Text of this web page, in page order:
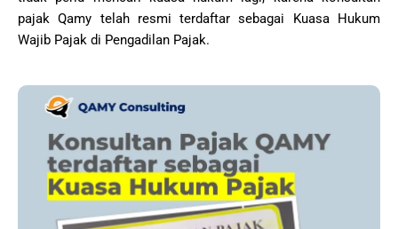
pajak Qamy telah resmi terdaftar sebagai Kuasa Hukum
Wajib Pajak di Pengadilan Pajak.